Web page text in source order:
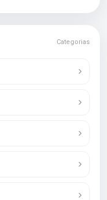
Categorias